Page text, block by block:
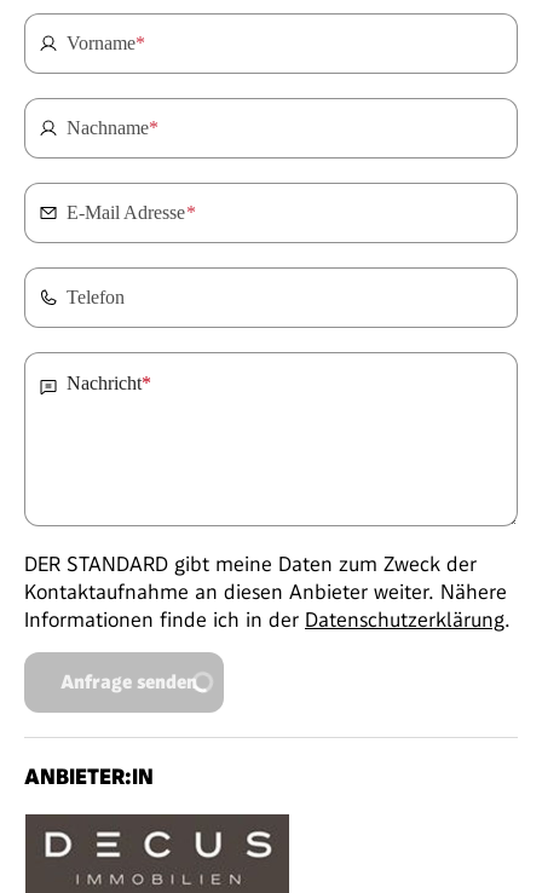
Vorname*
Nachname*
E-Mail Adresse*
Telefon
Nachricht*
DER STANDARD gibt meine Daten zum Zweck der
Kontaktaufnahme an diesen Anbieter weiter. Nähere
Informationen finde ich in der Datenschutzerklärung.
Anfrage senden
ANBIETER:IN